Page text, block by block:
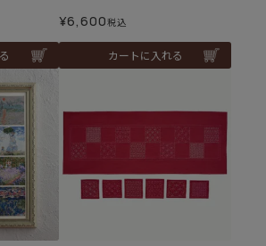
¥6,600税込
カートに入れる